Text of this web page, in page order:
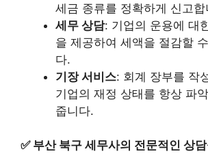
세금 종류를 정확하게 신고합
세무 상담: 기업의 운용에 대
을 제공하여 세액을 절감할
다.
기장 서비스: 회계 장부를 작
기업의 재정 상태를 항상 파
줍니다.
✅ 부산 북구 세무사의 전문적인 상